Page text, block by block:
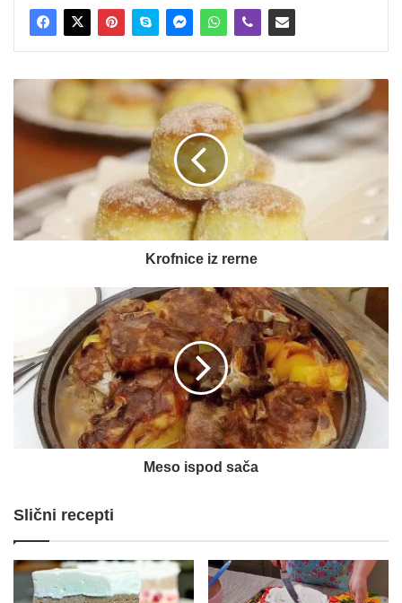
Krofnice
iz
rerne
Krofnice iz rerne
Meso ispod sača
Slični recepti